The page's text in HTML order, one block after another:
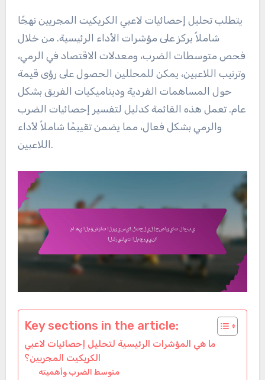
يتطلب تحليل إحصائيات لاعبي الكريكيت المجريين نهجًا
شاملاً يركز على مؤشرات الأداء الرئيسية. من خلال
فحص متوسطات الضرب، ومعدلات الاقتصاد في الرمي،
وترتيب اللاعبين، يمكن للمحللين الحصول على رؤى قيمة
حول المساهمات الفردية وديناميكيات الفريق بشكل
عام. تعمل هذه القائمة كدليل لتفسير إحصائيات الضرب
والرمي بشكل فعال، مما يضمن تقييمًا شاملاً لأداء
اللاعبين.
Key sections in the article:
ما هي المؤشرات الرئيسية لتحليل إحصائيات لاعبي
الكريكيت المجريين؟
متوسط الضرب وأهميته